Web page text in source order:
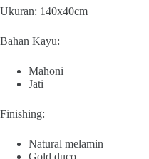
Ukuran: 140x40cm
Bahan Kayu:
Mahoni
Jati
Finishing:
Natural melamin
Gold duco